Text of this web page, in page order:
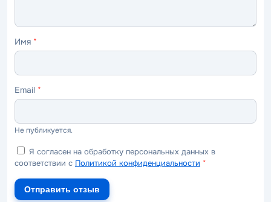
Имя *
Email *
Не публикуется.
Я согласен на обработку персональных данных в
соответствии с Политикой конфиденциальности *
Отправить отзыв